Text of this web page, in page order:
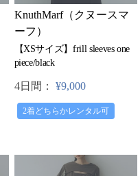
KnuthMarf（クヌースマ
ーフ）
【XSサイズ】frill sleeves one
piece/black
4日間： ¥9,000
2着どちらかレンタル可